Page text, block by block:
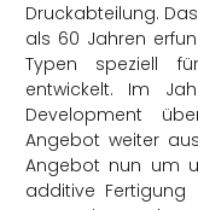
Druckabteilung.
als 60 Jahren
Typen speziell
entwickelt. Im
Development
Angebot weiter
Angebot nun um
additive Fertigung